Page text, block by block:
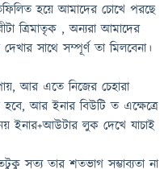
হয়ে আমাদের চোখে পরছে
ত্রিমাতৃক , অন্যরা আমাদের
সাথে সম্পূর্ণ তা মিলবেনা।
আর এতে নিজের চেহারা
আর ইনার বিউটি ত এক্ষেত্রে
ইনার+আউটার লুক দেখে যাচাই
সত্য তার শতভাগ সম্ভাব্যতা না